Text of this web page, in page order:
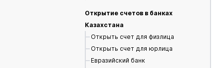
Открытие счетов в банках
Казахстана
Открыть счет для физлица
Открыть счет для юрлица
Евразийский банк